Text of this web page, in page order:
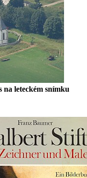
na leteckém snímku